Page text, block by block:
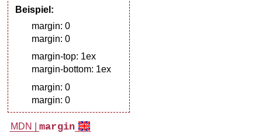
Beispiel:
margin: 0
margin: 0
margin-top: 1ex
margin-bottom: 1ex
margin: 0
margin: 0
MDN |margin